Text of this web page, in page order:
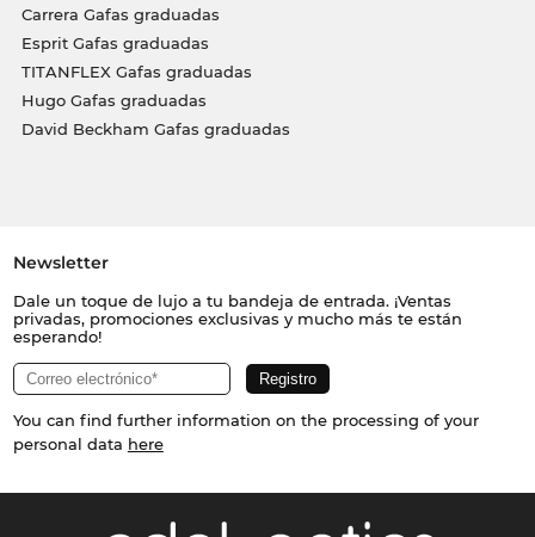
Carrera Gafas graduadas
Esprit Gafas graduadas
TITANFLEX Gafas graduadas
Hugo Gafas graduadas
David Beckham Gafas graduadas
Newsletter
Dale un toque de lujo a tu bandeja de entrada. ¡Ventas
privadas, promociones exclusivas y mucho más te están
esperando!
You can find further information on the processing of your
personal data here